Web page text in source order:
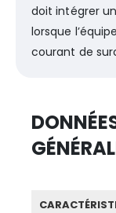
doit intégrer
lorsque
courant de